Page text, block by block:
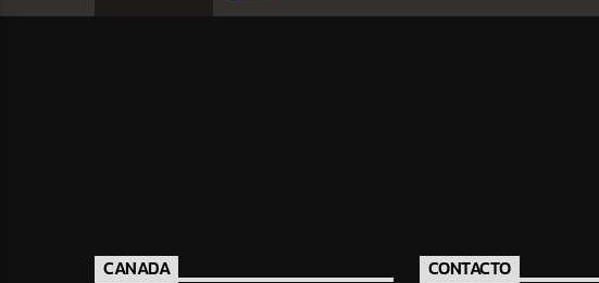
CANADA CONTACTO